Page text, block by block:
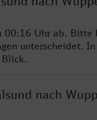
00:16 Uhr ab. Bitte
unterscheidet.
nach